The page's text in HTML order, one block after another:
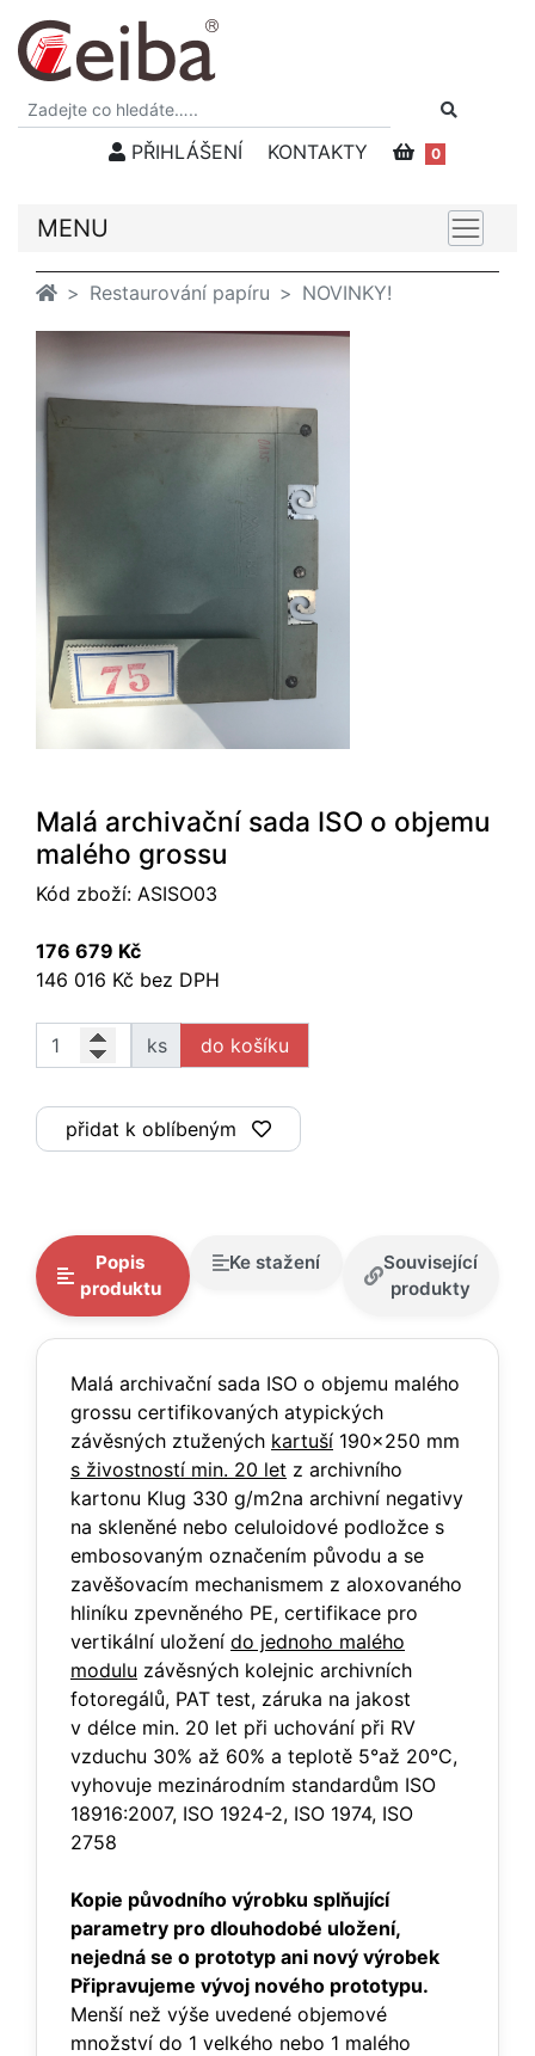
PŘIHLÁŠENÍ KONTAKTY 0
MENU
Restaurování papíru NOVINKY!
Malá archivační sada ISO o objemu
malého grossu
Kód zboží: ASISO03
176 679 Kč
146 016 Kč bez DPH
ks
přidat k oblíbeným
Popis
produktu
Ke stažení
Související
produkty
Malá archivační sada ISO o objemu malého
grossu certifikovaných atypických
závěsných ztužených kartuší 190x250 mm
s živostností min. 20 let z archivního
kartonu Klug 330 g/m2na archivní negativy
na skleněné nebo celuloidové podložce s
embosovaným označením původu a se
zavěšovacím mechanismem z aloxovaného
hliníku zpevněného PE, certifikace pro
vertikální uložení do jednoho malého
modulu závěsných kolejnic archivních
fotoregálů, PAT test, záruka na jakost
v délce min. 20 let při uchování při RV
vzduchu 30% až 60% a teplotě 5°až 20°C,
vyhovuje mezinárodním standardům ISO
18916:2007, ISO 1924-2, ISO 1974, ISO
2758
Kopie původního výrobku splňující
parametry pro dlouhodobé uložení,
nejedná se o prototyp ani nový výrobek
Připravujeme vývoj nového prototypu.
Menší než výše uvedené objemové
množství do 1 velkého nebo 1 malého